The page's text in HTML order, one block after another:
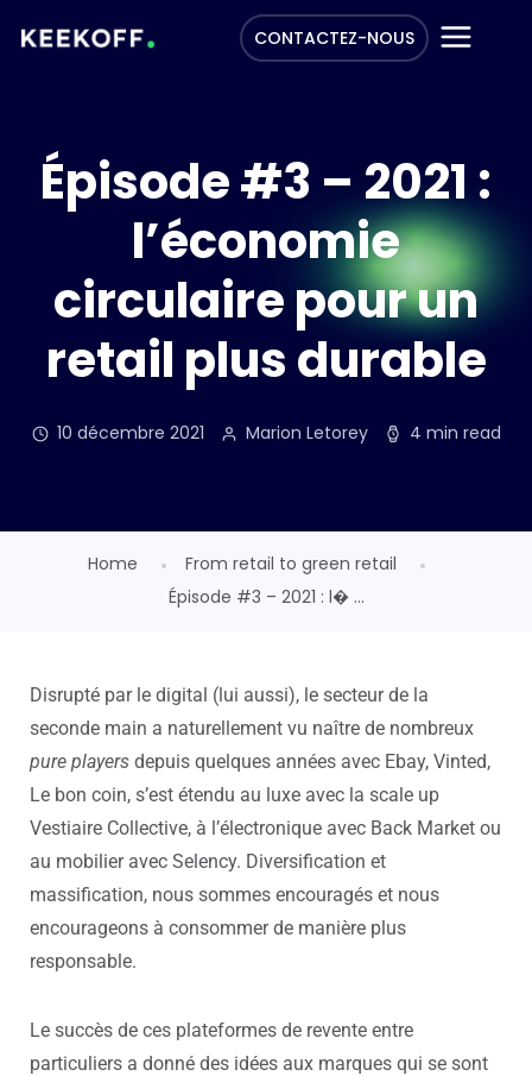
CONTACTEZ-NOUS
Épisode #3 – 2021 :
l’économie
circulaire pour un
retail plus durable
10 décembre 2021 Marion Letorey 4 min read
Home
From retail to green retail
Épisode #3 – 2021 : l� ...
Disrupté par le digital (lui aussi), le secteur de la
seconde main a naturellement vu naître de nombreux
pure players depuis quelques années avec Ebay, Vinted,
Le bon coin, s’est étendu au luxe avec la scale up
Vestiaire Collective, à l’électronique avec Back Market ou
au mobilier avec Selency. Diversification et
massification, nous sommes encouragés et nous
encourageons à consommer de manière plus
responsable.
Le succès de ces plateformes de revente entre
particuliers a donné des idées aux marques qui se sont